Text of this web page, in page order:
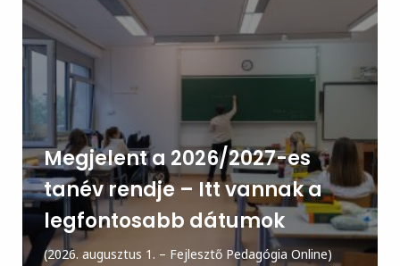
Megjelent a 2026/2027-es
tanév rendje – Itt vannak a
legfontosabb dátumok
(2026. augusztus 1. – Fejlesztő Pedagógia Online)